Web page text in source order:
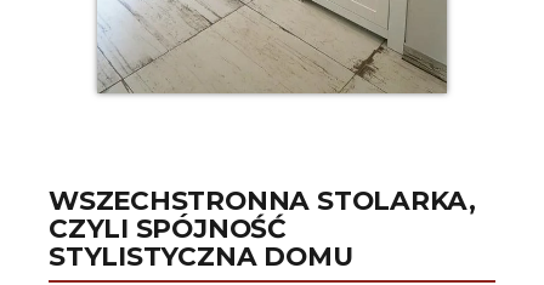
WSZECHSTRONNA STOLARKA,
CZYLI SPÓJNOŚĆ
STYLISTYCZNA DOMU